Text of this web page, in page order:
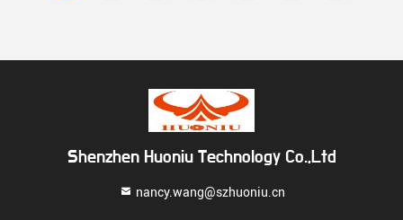
Shenzhen Huoniu Technology Co.,Ltd
nancy.wang@szhuoniu.cn